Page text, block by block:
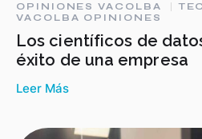
OPINIONES VACOLBA
VACOLBA OPINIONES
Los científicos de
éxito de una empresa
Leer Más